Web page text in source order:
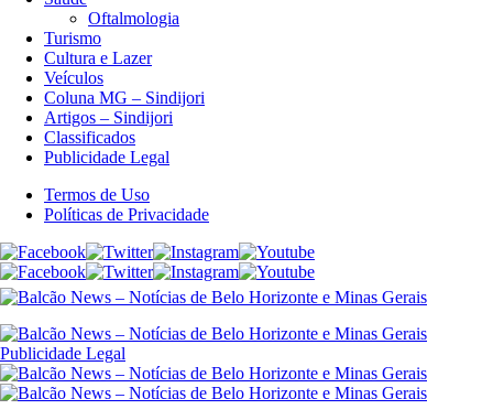
Oftalmologia
Turismo
Cultura e Lazer
Veículos
Coluna MG – Sindijori
Artigos – Sindijori
Classificados
Publicidade Legal
Termos de Uso
Políticas de Privacidade
Publicidade Legal